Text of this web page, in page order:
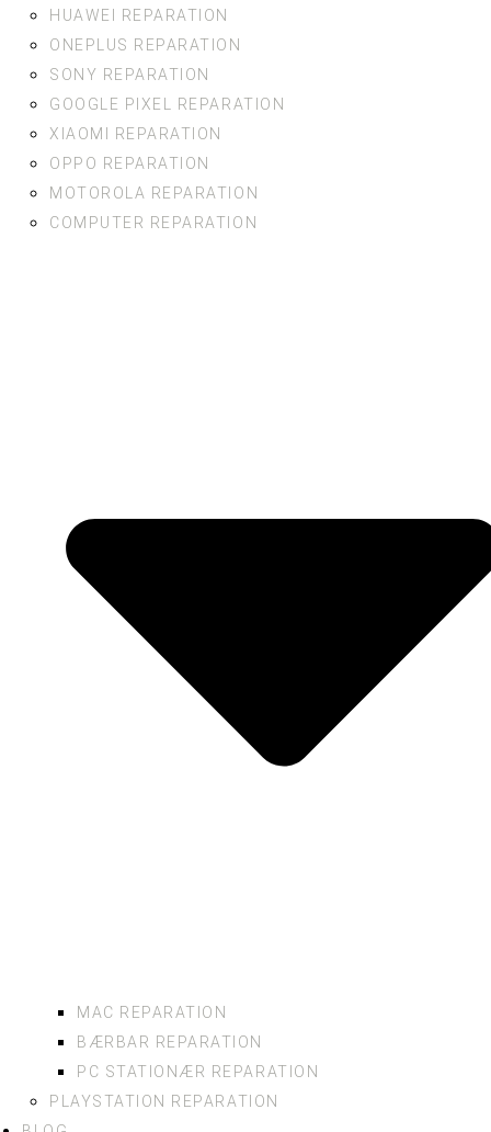
HUAWEI REPARATION
ONEPLUS REPARATION
SONY REPARATION
GOOGLE PIXEL REPARATION
XIAOMI REPARATION
OPPO REPARATION
MOTOROLA REPARATION
COMPUTER REPARATION
MAC REPARATION
BÆRBAR REPARATION
PC STATIONÆR REPARATION
PLAYSTATION REPARATION